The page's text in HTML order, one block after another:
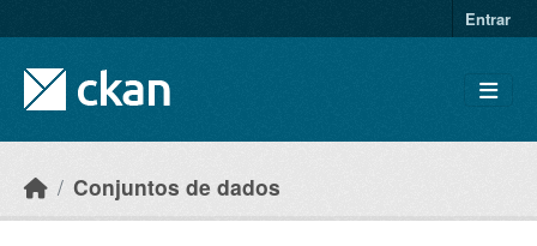
Entrar
Conjuntos de dados